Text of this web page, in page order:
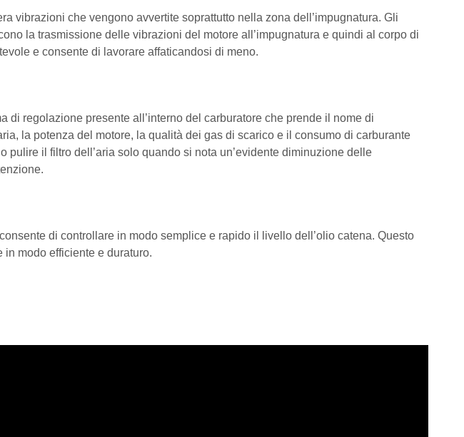
vibrazioni che vengono avvertite soprattutto nella zona dell’impugnatura. Gli
la trasmissione delle vibrazioni del motore all’impugnatura e quindi al corpo di
e consente di lavorare affaticandosi di meno.
regolazione presente all’interno del carburatore che prende il nome di
la potenza del motore, la qualità dei gas di scarico e il consumo di carburante
il filtro dell’aria solo quando si nota un’evidente diminuzione delle
di controllare in modo semplice e rapido il livello dell’olio catena. Questo
modo efficiente e duraturo.